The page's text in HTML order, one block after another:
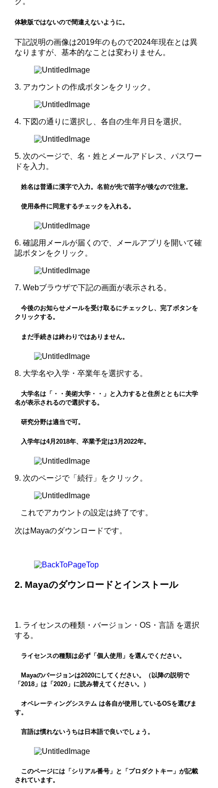
体験版ではないので間違えないように。
下記説明の画像は2019年のもので2024年現在とは異
なりますが、基本的なことは変わりません。
3. アカウントの作成ボタンをクリック。
4. 下図の通りに選択し、各自の生年月日を選択。
5. 次のページで、名・姓とメールアドレス、パスワー
ドを入力。
姓名は普通に漢字で入力。名前が先で苗字が後なので注意。
使用条件に同意するチェックを入れる。
6. 確認用メールが届くので、メールアプリを開いて確
認ボタンをクリック。
7. Webブラウザで下記の画面が表示される。
今後のお知らせメールを受け取るにチェックし、完了ボタンを
クリックする。
まだ手続きは終わりではありません。
8. 大学名や入学・卒業年を選択する。
大学名は「・・美術大学・・」と入力すると住所とともに大学
名が表示されるので選択する。
研究分野は適当で可。
入学年は4月2018年、卒業予定は3月2022年。
9. 次のページで「続行」をクリック。
これでアカウントの設定は終了です。
次はMayaのダウンロードです。
2. Mayaのダウンロードとインストール
1. ライセンスの種類・バージョン・OS・言語 を選択
する。
ライセンスの種類は必ず「個人使用」を選んでください。
Mayaのバージョンは2020にしてください。（以降の説明で
「2018」は「2020」に読み替えてください。）
オペレーティングシステム は各自が使用しているOSを選びま
す。
言語は慣れないうちは日本語で良いでしょう。
このページには「シリアル番号」と「プロダクトキー」が記載
されています。